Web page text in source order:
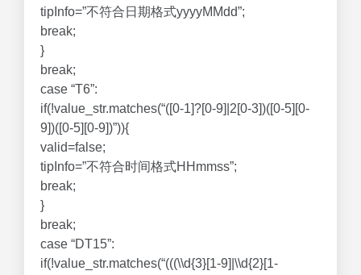
tipInfo=”不符合日期格式yyyyMMdd”;
break;
}
break;
case “T6”:
if(!value_str.matches(“([0-1]?[0-9]|2[0-3])([0-5][0-
9])([0-5][0-9])”)){
valid=false;
tipInfo=”不符合时间格式HHmmss”;
break;
}
break;
case “DT15”:
if(!value_str.matches(“(((\\d{3}[1-9]|\\d{2}[1-